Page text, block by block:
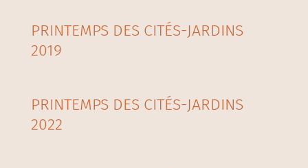
PRINTEMPS DES CITÉS-JARDINS
2019
PRINTEMPS DES CITÉS-JARDINS
2022